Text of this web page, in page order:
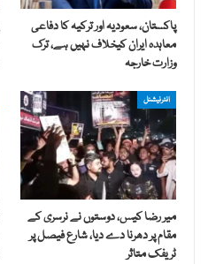
پاکستان، سعودیہ اور ترکیہ کا دفاعی
معاہدہ ایران کیخلاف نہیں ہے، ترک
وزارت خارجہ
انٹرنیشنل
میر رضا کیس، دوستوں نے نرسری کے
مقام پر دھرنا دے دیا، شارع فیصل پر
ٹریفک متاثر